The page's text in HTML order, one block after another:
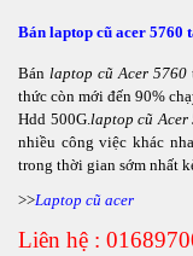
Bán laptop cũ acer 5760
Bánlaptop cũ Acer 5760
thức còn mới đến 90%
Hdd 500G.laptop cũ Acer
nhiều công việc khác
trong thời gian sớm nhất
>>Laptop cũ acer
Liên hệ :